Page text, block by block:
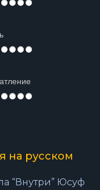
на русском
“Внутри” Юсуф